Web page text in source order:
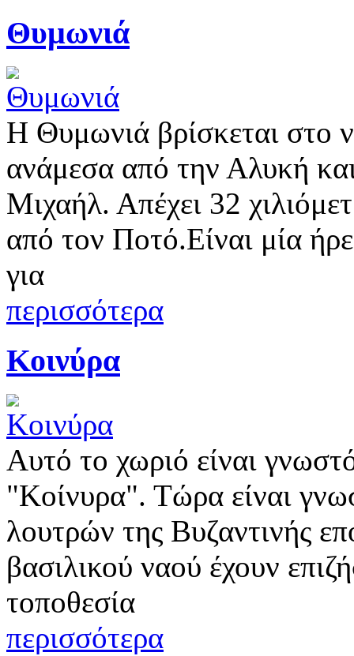
Θυμωνιά
Η Θυμωνιά βρίσκεται στο
ανάμεσα από την Αλυκή
Μιχαήλ. Απέχει 32
από τον Ποτό.Είναι μία
για
περισσότερα
Κοινύρα
Αυτό το χωριό είναι
"Κοίνυρα". Τώρα είναι
λουτρών της Βυζαντινής
βασιλικού ναού έχουν
τοποθεσία
περισσότερα